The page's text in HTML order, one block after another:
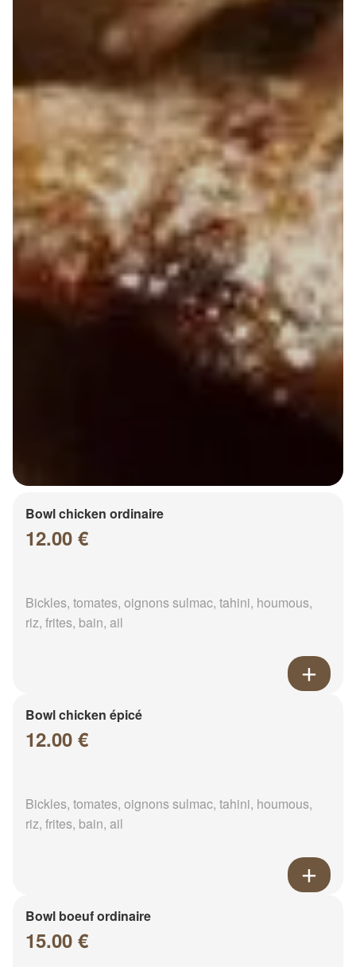
Bowl chicken ordinaire
12.00 €
Bickles, tomates, oignons sulmac, tahini, houmous,
riz, frites, bain, ail
Bowl chicken épicé
12.00 €
Bickles, tomates, oignons sulmac, tahini, houmous,
riz, frites, bain, ail
Bowl boeuf ordinaire
15.00 €